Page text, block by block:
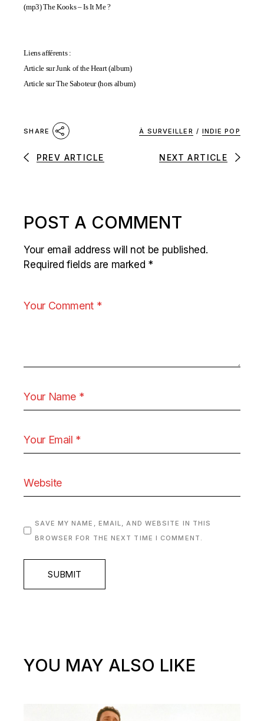
(mp3)The Kooks – Is It Me ?
Liens afférents :
Article sur Junk of the Heart (album)
Article sur The Saboteur (hors album)
SHARE À SURVEILLER / INDIE POP
PREV ARTICLE NEXT ARTICLE
POST A COMMENT
Your email address will not be published.
Required fields are marked *
SAVE MY NAME, EMAIL, AND WEBSITE IN THIS
BROWSER FOR THE NEXT TIME I COMMENT.
SUBMIT
YOU MAY ALSO LIKE